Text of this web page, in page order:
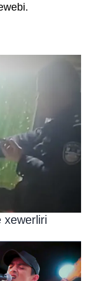
xewerliri